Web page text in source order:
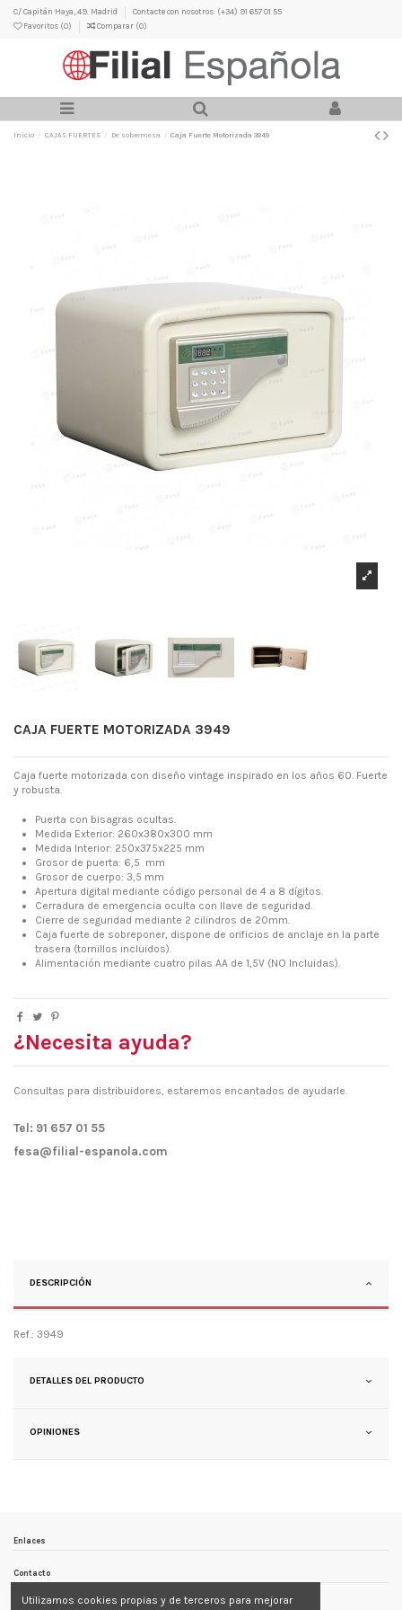
C/ Capitán Haya, 49. Madrid
Contacte con nosotros: (+34) 91 657 01 55
Favoritos (0) Comparar (0)
Inicio CAJAS FUERTES De sobremesa Caja Fuerte Motorizada 3949
CAJA FUERTE MOTORIZADA 3949
Caja fuerte motorizada con diseño vintage inspirado en los años 60. Fuerte
y robusta.
Puerta con bisagras ocultas.
Medida Exterior: 260x380x300 mm
Medida Interior: 250x375x225 mm
Grosor de puerta: 6,5 mm
Grosor de cuerpo: 3,5 mm
Apertura digital mediante código personal de 4 a 8 dígitos.
Cerradura de emergencia oculta con llave de seguridad.
Cierre de seguridad mediante 2 cilindros de 20mm.
Caja fuerte de sobreponer, dispone de orificios de anclaje en la parte
trasera (tornillos incluidos).
Alimentación mediante cuatro pilas AA de 1,5V (NO Incluidas).
¿Necesita ayuda?
Consultas para distribuidores, estaremos encantados de ayudarle.
Tel: 91 657 01 55
fesa@filial-espanola.com
DESCRIPCIÓN
Ref.: 3949
DETALLES DEL PRODUCTO
OPINIONES
Enlaces
Contacto
Follow us
Utilizamos cookies propias y de terceros para mejorar